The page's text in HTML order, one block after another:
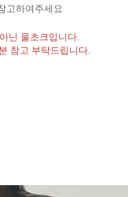
고하여주세요
닌 물초크입니다
참고 부탁드립니다.